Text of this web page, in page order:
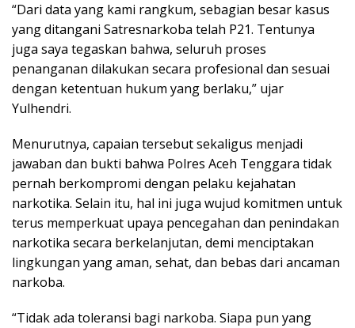
“Dari data yang kami rangkum, sebagian besar kasus
yang ditangani Satresnarkoba telah P21. Tentunya
juga saya tegaskan bahwa, seluruh proses
penanganan dilakukan secara profesional dan sesuai
dengan ketentuan hukum yang berlaku,” ujar
Yulhendri.
Menurutnya, capaian tersebut sekaligus menjadi
jawaban dan bukti bahwa Polres Aceh Tenggara tidak
pernah berkompromi dengan pelaku kejahatan
narkotika. Selain itu, hal ini juga wujud komitmen untuk
terus memperkuat upaya pencegahan dan penindakan
narkotika secara berkelanjutan, demi menciptakan
lingkungan yang aman, sehat, dan bebas dari ancaman
narkoba.
“Tidak ada toleransi bagi narkoba. Siapa pun yang